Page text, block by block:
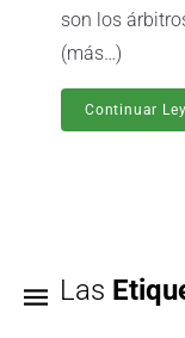
son los
(más…)
Continuar
Las